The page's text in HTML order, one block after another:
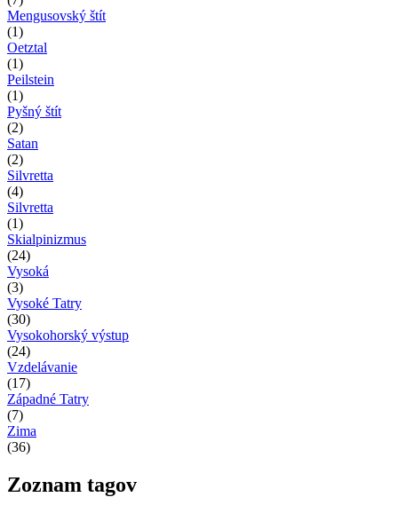
Mengusovský štít
(1)
Oetztal
(1)
Peilstein
(1)
Pyšný štít
(2)
Satan
(2)
Silvretta
(4)
Silvretta
(1)
Skialpinizmus
(24)
Vysoká
(3)
Vysoké Tatry
(30)
Vysokohorský výstup
(24)
Vzdelávanie
(17)
Západné Tatry
(7)
Zima
(36)
Zoznam tagov